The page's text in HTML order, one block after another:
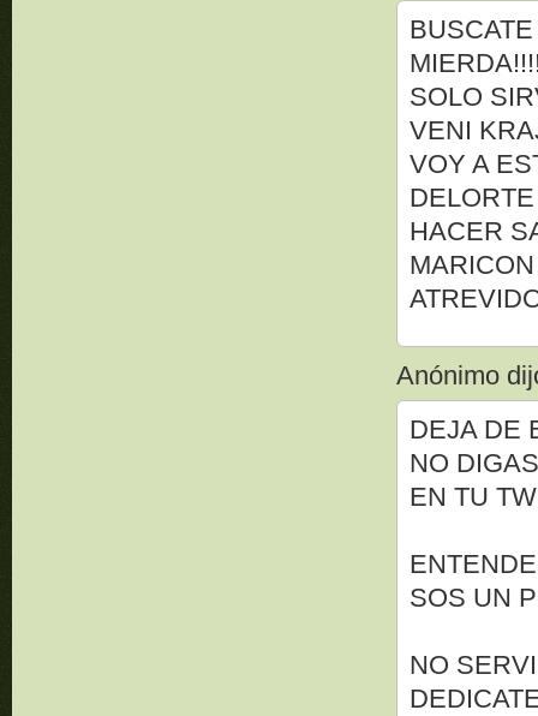
SOLO
VENI
VOY A
HACER
Anónimo
DEJA DE
NO
EN TU
SOS UN
NO